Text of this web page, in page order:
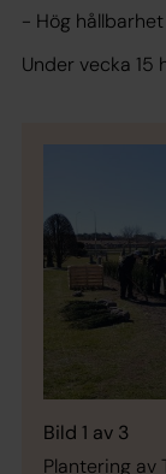
- Hög
Under vecka 15
Bild 1 av 3
Plantering av